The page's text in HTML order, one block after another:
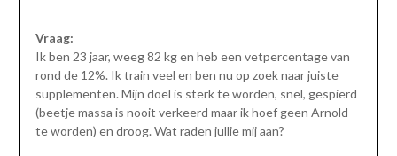
Vraag:
Ik ben 23 jaar, weeg 82 kg en heb een vetpercentage van
rond de 12%. Ik train veel en ben nu op zoek naar juiste
supplementen. Mijn doel is sterk te worden, snel, gespierd
(beetje massa is nooit verkeerd maar ik hoef geen Arnold
te worden) en droog. Wat raden jullie mij aan?